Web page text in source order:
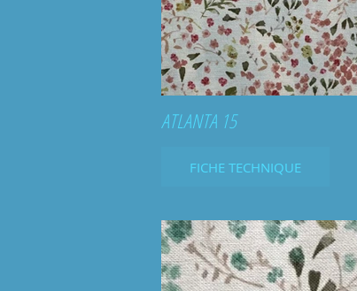
ATLANTA 15
FICHE TECHNIQUE